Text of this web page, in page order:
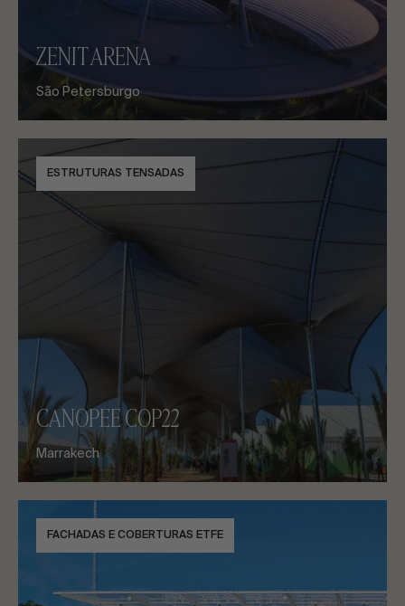
ZENIT ARENA
São Petersburgo
ESTRUTURAS TENSADAS
CANOPEE COP22
Marrakech
FACHADAS E COBERTURAS ETFE